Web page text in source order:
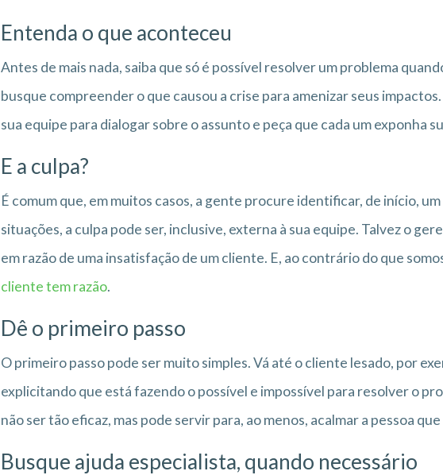
Entenda o que aconteceu
Antes de mais nada, saiba que só é possível resolver um problema
busque compreender o que causou a crise para amenizar seus
sua equipe para dialogar sobre o assunto e peça que cada um exponha
E a culpa?
É comum que, em muitos casos, a gente procure identificar, de início,
situações, a culpa pode ser, inclusive, externa à sua equipe. Talvez o
em razão de uma insatisfação de um cliente. E, ao contrário do que
cliente tem razão.
Dê o primeiro passo
O primeiro passo pode ser muito simples. Vá até o cliente lesado, por
explicitando que está fazendo o possível e impossível para resolver o
não ser tão eficaz, mas pode servir para, ao menos, acalmar a pessoa
Busque ajuda especialista, quando necessário